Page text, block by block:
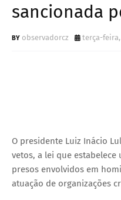
sancionada
observadorcz terça-feira,
O presidente Luiz Inácio
vetos, a lei que
presos envolvidos em
atuação de organizações